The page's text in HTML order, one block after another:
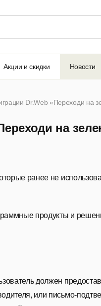
Акции и скидки Новости
Dr.Web «Переходи на
на
ранее не
продукты и
должен
или письмо-